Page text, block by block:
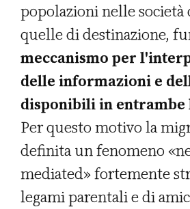
popolazioni nelle società
quelle di destinazione,
meccanismo per
delle informazioni e
disponibili in
Per questo motivo la
definita un fenomeno
mediated» fortemente
legami parentali e di